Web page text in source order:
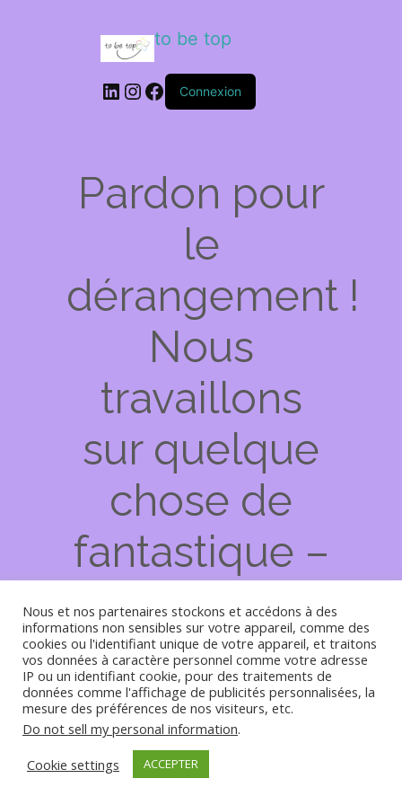
to be top
LinkedIn
Instagram
Facebook
Connexion
Pardon pour
le
dérangement !
Nous
travaillons
sur quelque
chose de
fantastique –
revenez
bientôt !
Nous et nos partenaires stockons et accédons à des
informations non sensibles sur votre appareil, comme des
cookies ou l'identifiant unique de votre appareil, et traitons
vos données à caractère personnel comme votre adresse
IP ou un identifiant cookie, pour des traitements de
données comme l'affichage de publicités personnalisées, la
mesure des préférences de nos visiteurs, etc.
Do not sell my personal information.
Cookie settings
ACCEPTER